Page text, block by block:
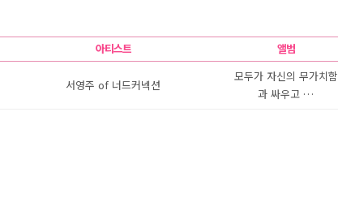
아티스트 앨범
서영주 of 너드커넥션
모두가 자신의 무가치함
과 싸우고 …